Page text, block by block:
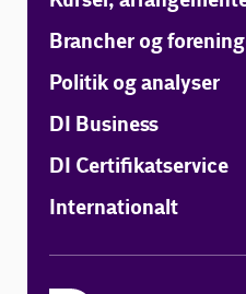
Brancher og
Politik og analyser
DI Business
DI Certifikatservice
Internationalt